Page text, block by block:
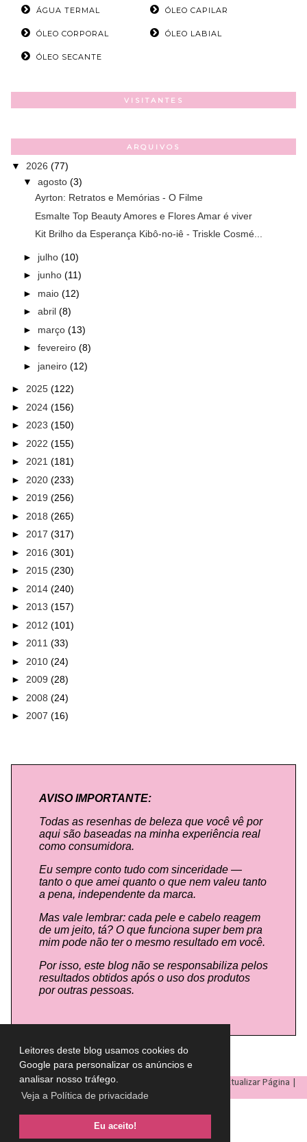
Leitores deste blog usamos cookies do
Google para personalizar os anúncios e
analisar nosso tráfego.
Veja a Política de privacidade
Eu aceito!
ÁGUA TERMAL ÓLEO CAPILAR
ÓLEO CORPORAL ÓLEO LABIAL
ÓLEO SECANTE
VISITANTES
ARQUIVOS
▼ 2026 (77)
▼ agosto (3)
Ayrton: Retratos e Memórias - O Filme
Esmalte Top Beauty Amores e Flores Amar é viver
Kit Brilho da Esperança Kibô-no-iê - Triskle Cosmé...
► julho (10)
► junho (11)
► maio (12)
► abril (8)
► março (13)
► fevereiro (8)
► janeiro (12)
► 2025 (122)
► 2024 (156)
► 2023 (150)
► 2022 (155)
► 2021 (181)
► 2020 (233)
► 2019 (256)
► 2018 (265)
► 2017 (317)
► 2016 (301)
► 2015 (230)
► 2014 (240)
► 2013 (157)
► 2012 (101)
► 2011 (33)
► 2010 (24)
► 2009 (28)
► 2008 (24)
► 2007 (16)
AVISO IMPORTANTE:
Todas as resenhas de beleza que você vê por
aqui são baseadas na minha experiência real
como consumidora.
Eu sempre conto tudo com sinceridade —
tanto o que amei quanto o que nem valeu tanto
a pena, independente da marca.
Mas vale lembrar: cada pele e cabelo reagem
de um jeito, tá? O que funciona super bem pra
mim pode não ter o mesmo resultado em você.
Por isso, este blog não se responsabiliza pelos
resultados obtidos após o uso dos produtos
por outras pessoas.
LULU ON THE SKY - Todos os direitos reservados © | Atualizar Página